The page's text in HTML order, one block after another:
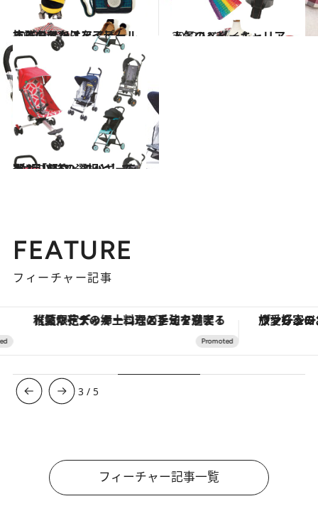
2013.10.26
抜群のセンスをアピールするおでかけアイテム
ライフスタイル 2012.11.3
人気のベビーキャリア
ライフスタイル
2012.10.22
2台目以降の選択としても！「軽さ」でバギーを選ぶ
ライフスタイル
FEATURE
フィーチャー記事
【夏限定ディナーコース】旬を迎える稚鮎や花ズッキーニなどをイタリア・トスカーナの郷土料理の手法で満喫！ ヴァシュロン・コンスタンタ
3 / 5
フィーチャー記事一覧